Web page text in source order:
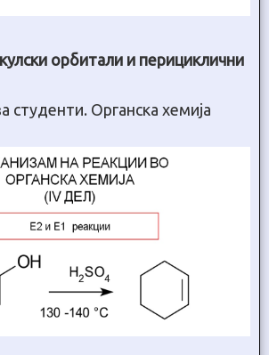
орбитали и перициклични
студенти. Органска хемија